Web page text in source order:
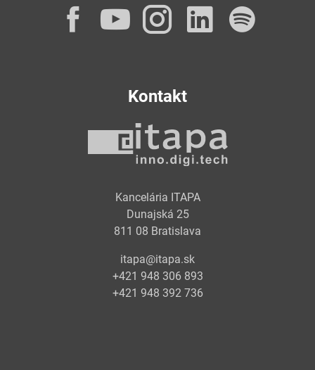
Facebook
YouTube
Instagram
Kontakt
Kancelária ITAPA
Dunajská 25
811 08 Bratislava
itapa@itapa.sk
+421 948 306 893
+421 948 392 736